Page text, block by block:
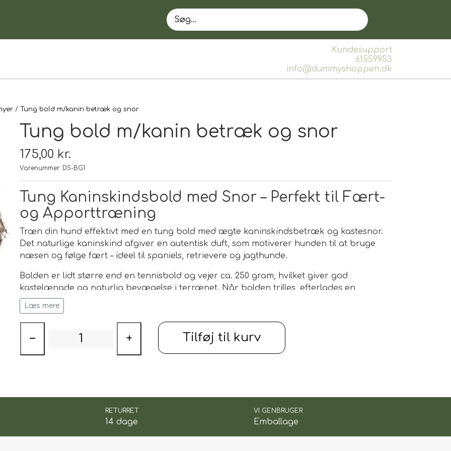
Kundesupport
61559953
info@dummyshoppen.dk
Tung bold m/kanin betræk og snor
Tung bold m/kanin betræk og snor
175,00 kr.
Varenummer: DS-BG1
Tung Kaninskindsbold med Snor – Perfekt til Fært-
og Apporttræning
Træn din hund effektivt med en tung bold med ægte kaninskindsbetræk og kastesnor.
Det naturlige kaninskind afgiver en autentisk duft, som motiverer hunden til at bruge
næsen og følge fært – ideel til spaniels, retrievere og jagthunde.
Bolden er lidt større end en tennisbold og vejer ca. 250 gram, hvilket giver god
kastelængde og naturlig bevægelse i terrænet. Når bolden trilles, efterlades en
realistisk fært, som gør træningen både sjov og lærerig for hunden.
✅ Ægte kaninskindsbetræk med naturlig duft
✅ Kraftig snor – nem at kaste over længere afstande
✅ Ideel til fært- og apporttræning
✅ Perfekt til spaniels, retrievere og unghunde
Læs mere
− + Tilføj til kurv
RETURRET
14 dage
VI GENBRUGER
Emballage